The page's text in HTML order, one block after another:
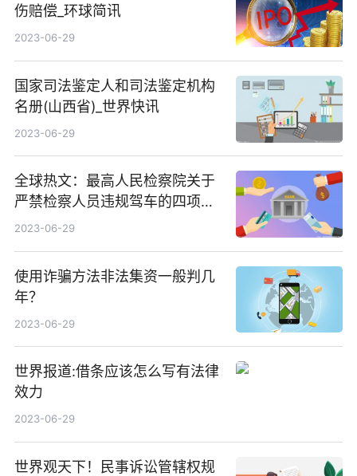
伤赔偿_环球简讯
2023-06-29
国家司法鉴定人和司法鉴定机构
名册(山西省)_世界快讯
2023-06-29
全球热文：最高人民检察院关于
严禁检察人员违规驾车的四项规
定
2023-06-29
使用诈骗方法非法集资一般判几
年？
2023-06-29
世界报道:借条应该怎么写有法律
效力
2023-06-29
世界观天下！民事诉讼管辖权规